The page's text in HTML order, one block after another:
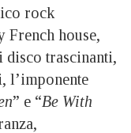
rock
French house,
disco trascinanti,
l’imponente
” e “Be With